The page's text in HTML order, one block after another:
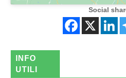
Social
INFO
UTILI